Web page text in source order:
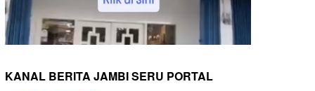
KANAL BERITA JAMBI SERU PORTAL